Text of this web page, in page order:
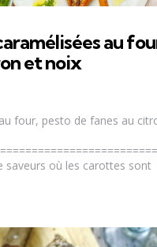
au
et noix
four, pesto de fanes au
saveurs où les carottes sont